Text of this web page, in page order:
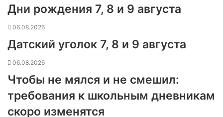
Дни рождения 7, 8 и 9 августа
06.08.2026
Датский уголок 7, 8 и 9 августа
06.08.2026
Чтобы не мялся и не смешил:
требования к школьным дневникам
скоро изменятся